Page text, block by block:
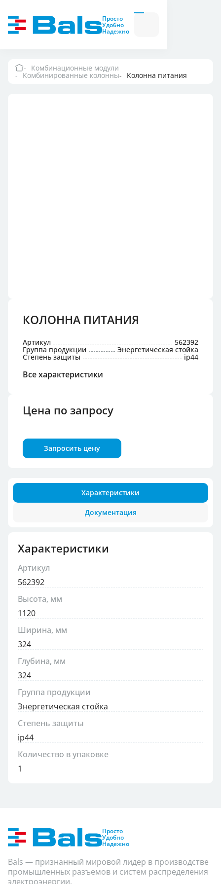
Просто
Удобно
Надежно
Вилки
и
розетки
модули
Вилки и розетки
Компания
Комбинационные модули
Комбинированные колонны Колонна питания
КОЛОННА ПИТАНИЯ
Артикул 562392
Группа продукции Энергетическая стойка
Степень защиты ip44
Все характеристики
Цена по запросу
Запросить цену
Характеристики
Документация
Характеристики
Артикул
562392
Высота, мм
1120
Ширина, мм
324
Глубина, мм
324
Группа продукции
Энергетическая стойка
Степень защиты
ip44
Количество в упаковке
1
Просто
Удобно
Надежно
Bals — признанный мировой лидер в производстве
промышленных разъемов и систем распределения
электроэнергии.